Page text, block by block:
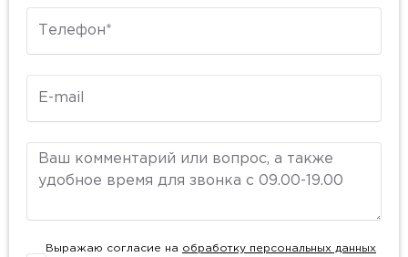
Комментарий
Выражаю согласие на обработку персональных данных